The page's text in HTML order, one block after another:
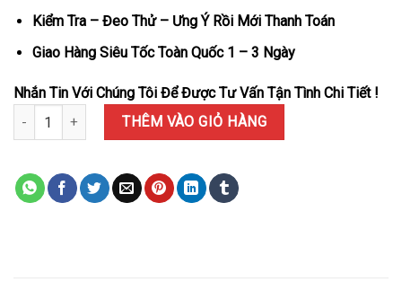
Kiểm Tra – Đeo Thử – Ưng Ý Rồi Mới Thanh Toán
Giao Hàng Siêu Tốc Toàn Quốc 1 – 3 Ngày
Nhắn Tin Với Chúng Tôi Để Được Tư Vấn Tận Tình Chi Tiết !
Đồng Hồ Patek Philippe Cubitus 5822P-001 Mặt Xanh Dây Vải
THÊM VÀO GIỎ HÀNG